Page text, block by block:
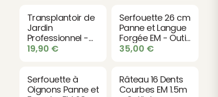
Investir dans une ratissoire provençale de qualité,
c'est choisir la durabilité et l'efficacité pour vos
projets de jardinage. Un outil qui durera des années
Transplantoir de
Jardin
Professionnel -
Outil
Plantations
19,90 €
Serfouette 26 cm
Panne et Langue
Forgée EM - Outil
de Jardinage
35,00 €
Serfouette à
Oignons Panne et
Râteau 16 Dents
Courbes EM 1.5m